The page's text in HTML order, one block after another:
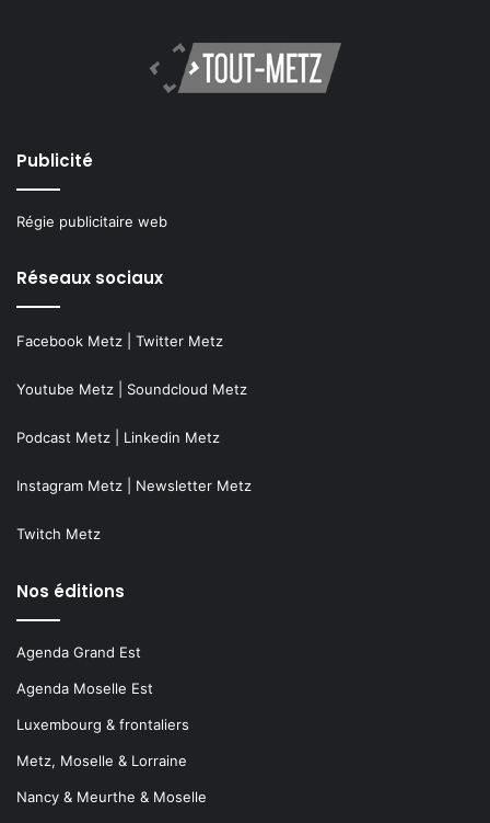
Publicité
Régie publicitaire web
Réseaux sociaux
Facebook Metz Twitter Metz
Youtube Metz Soundcloud Metz
Podcast Metz Linkedin Metz
Instagram Metz Newsletter Metz
Twitch Metz
Nos éditions
Agenda Grand Est
Agenda Moselle Est
Luxembourg & frontaliers
Metz, Moselle & Lorraine
Nancy & Meurthe & Moselle